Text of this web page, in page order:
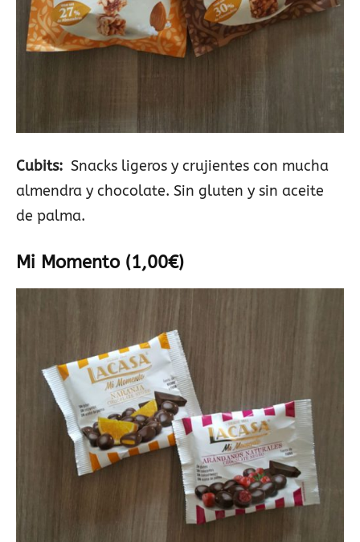
Cubits: Snacks ligeros y crujientes con mucha
almendra y chocolate. Sin gluten y sin aceite
de palma.
Mi Momento (1,00€)